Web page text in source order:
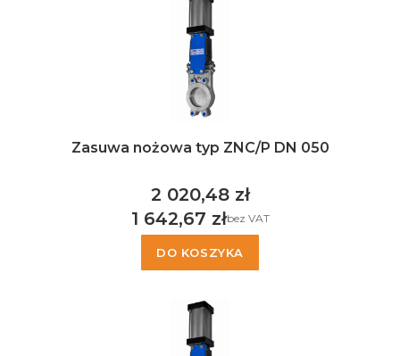
Zasuwa nożowa typ ZNC/P DN 050
Cena
2 020,48 zł
Cena
1 642,67 złbez VAT
DO KOSZYKA